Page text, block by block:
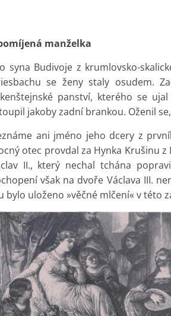
manželka
syna Budivoje z krumlovsko-
se ženy staly osudem.
panství, kterého se
jakoby zadní brankou. Oženil
ani jméno jeho dcery z
otec provdal za Hynka Krušinu
II., který nechal tchána
však na dvoře Václava III.
bylo uloženo »věčné mlčení« v této